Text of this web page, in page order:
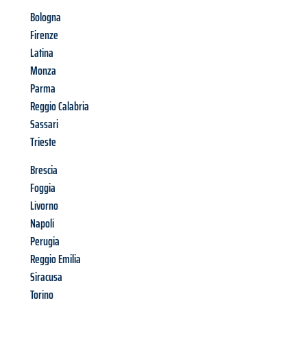
Bologna
Firenze
Latina
Monza
Parma
Reggio Calabria
Sassari
Trieste
Brescia
Foggia
Livorno
Napoli
Perugia
Reggio Emilia
Siracusa
Torino